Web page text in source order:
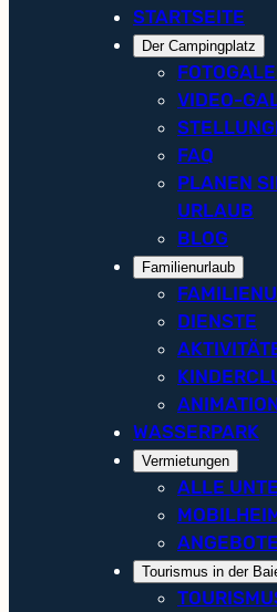
STARTSEITE
Der Campingplatz
VIDEO-
FAQ
PLANEN
URLAUB
BLOG
Familienurlaub
DIENSTE
WASSERPARK
Vermietungen
ALLE
Tourismus in der